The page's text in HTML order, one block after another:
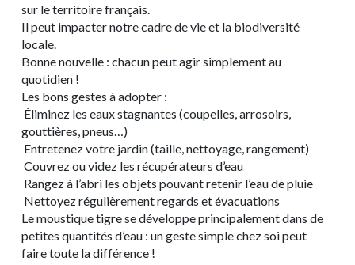
sur le territoire français.
Il peut impacter notre cadre de vie et la biodiversité
locale.
Bonne nouvelle : chacun peut agir simplement au
quotidien !
Les bons gestes à adopter :
Éliminez les eaux stagnantes (coupelles, arrosoirs,
gouttières, pneus…)
Entretenez votre jardin (taille, nettoyage, rangement)
Couvrez ou videz les récupérateurs d’eau
Rangez à l’abri les objets pouvant retenir l’eau de pluie
Nettoyez régulièrement regards et évacuations
Le moustique tigre se développe principalement dans de
petites quantités d’eau : un geste simple chez soi peut
faire toute la différence !